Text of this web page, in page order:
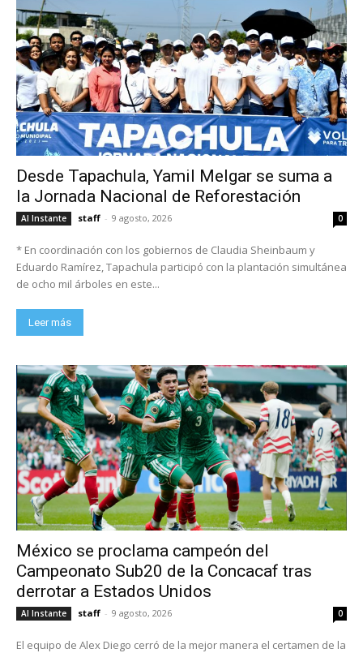
Desde Tapachula, Yamil Melgar se suma a
la Jornada Nacional de Reforestación
Al Instante staff - 9 agosto, 2026 0
* En coordinación con los gobiernos de Claudia Sheinbaum y
Eduardo Ramírez, Tapachula participó con la plantación simultánea
de ocho mil árboles en este...
Leer más
México se proclama campeón del
Campeonato Sub20 de la Concacaf tras
derrotar a Estados Unidos
Al Instante staff - 9 agosto, 2026 0
El equipo de Alex Diego cerró de la mejor manera el certamen de la